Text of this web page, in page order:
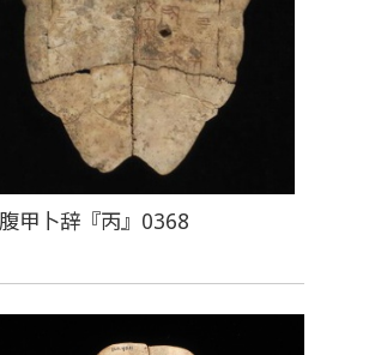
甲卜辞『丙』0368